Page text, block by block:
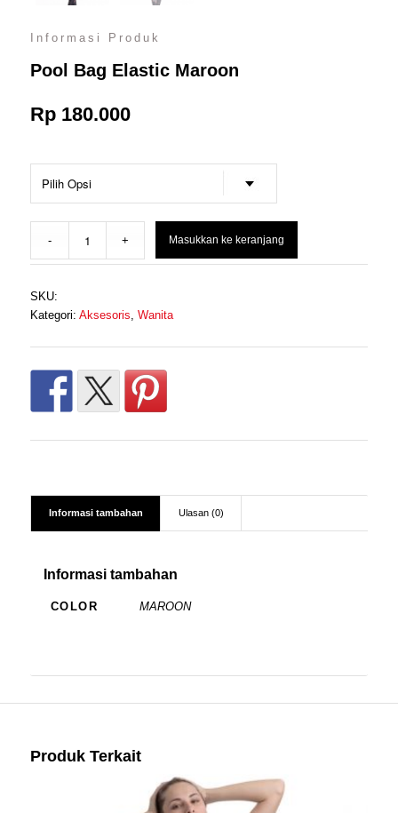
Informasi Produk
Pool Bag Elastic Maroon
Rp180.000
Masukkan ke keranjang
SKU:
Kategori: Aksesoris, Wanita
Informasi tambahan Ulasan (0)
Informasi tambahan
COLOR MAROON
Produk Terkait